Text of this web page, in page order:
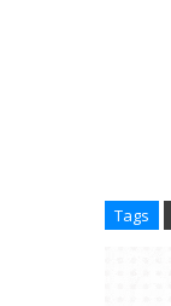
Tags